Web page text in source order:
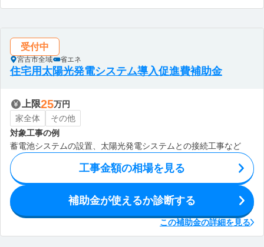
受付中
宮古市全域 省エネ
住宅用太陽光発電システム導入促進費補助金
上限25万円
家全体
その他
対象工事の例
蓄電池システムの設置、太陽光発電システムとの接続工事など
工事金額の相場を見る
補助金が使えるか診断する
この補助金の詳細を見る